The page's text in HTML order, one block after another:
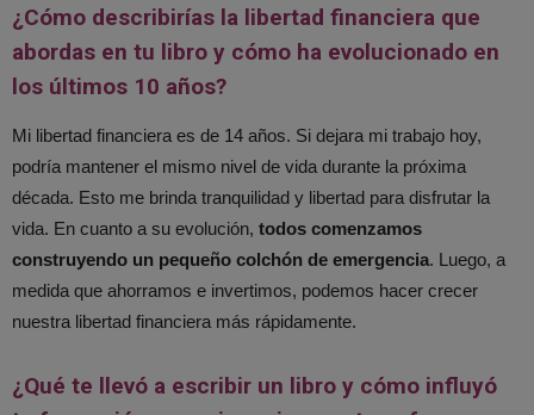
¿Cómo describirías la libertad financiera que
abordas en tu libro y cómo ha evolucionado en
los últimos 10 años?
Mi libertad financiera es de 14 años. Si dejara mi trabajo hoy,
podría mantener el mismo nivel de vida durante la próxima
década. Esto me brinda tranquilidad y libertad para disfrutar la
vida. En cuanto a su evolución, todos comenzamos
construyendo un pequeño colchón de emergencia. Luego, a
medida que ahorramos e invertimos, podemos hacer crecer
nuestra libertad financiera más rápidamente.
¿Qué te llevó a escribir un libro y cómo influyó